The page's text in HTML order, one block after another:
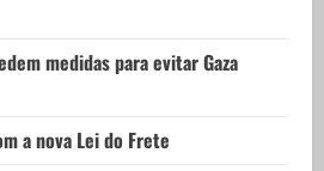
medidas para evitar Gaza
a nova Lei do Frete